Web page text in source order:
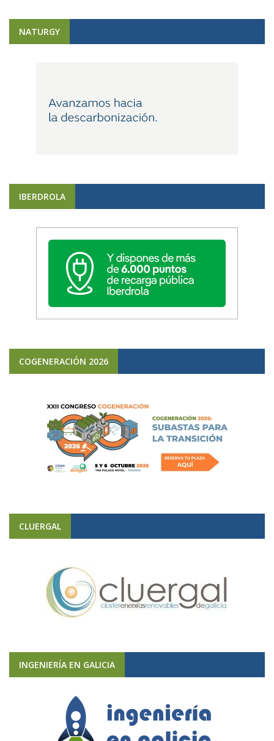
NATURGY
IBERDROLA
COGENERACIÓN 2026
CLUERGAL
INGENIERÍA EN GALICIA